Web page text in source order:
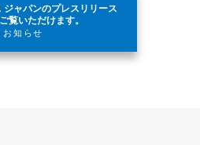
ジャパンのプレスリリース
覧いただけます。
知らせ